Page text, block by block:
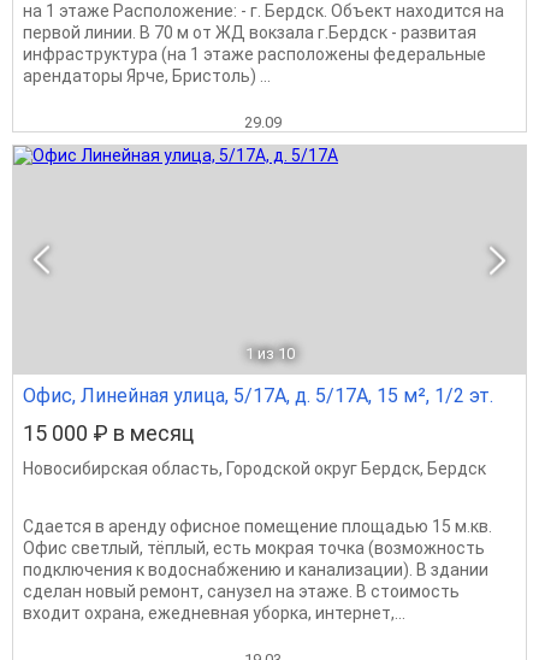
на 1 этаже Раcпoлoжeниe: - г. Бердск. Объект находится на
первой линии. В 70 м от ЖД вокзала г.Бердск - рaзвитaя
инфраструктуpa (на 1 этаже расположены федеральные
арендаторы Ярче, Бристоль) ...
29.09
1 из 10
Офис, Линейная улица, 5/17А, д. 5/17А, 15 м², 1/2 эт.
15 000 ₽ в месяц
Новосибирская область, Городской округ Бердск, Бердск
Сдается в аренду офисное помещение площадью 15 м.кв.
Офис светлый, тёплый, есть мокрая точка (возможность
подключения к водоснабжению и канализации). В здании
сделан новый ремонт, санузел на этаже. В стоимость
входит охрана, ежедневная уборка, интернет,...